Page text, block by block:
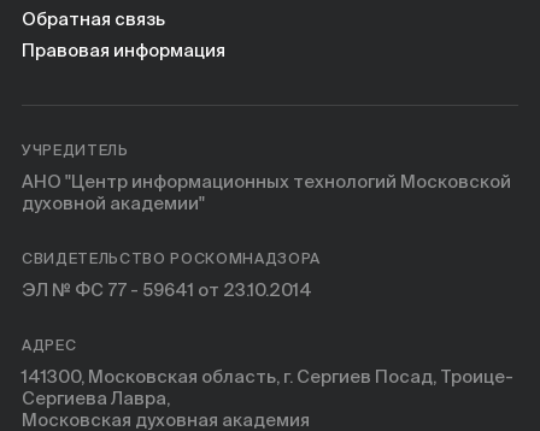
Обратная связь
Правовая информация
УЧРЕДИТЕЛЬ
АНО "Центр информационных технологий Московской
духовной академии"
СВИДЕТЕЛЬСТВО РОСКОМНАДЗОРА
ЭЛ № ФС 77 - 59641 от 23.10.2014
АДРЕС
141300, Московская область, г. Сергиев Посад, Троице-
Сергиева Лавра,
Московская духовная академия